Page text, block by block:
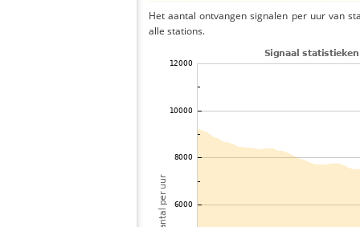
Het aantal ontvangen signalen per uur van
alle stations.